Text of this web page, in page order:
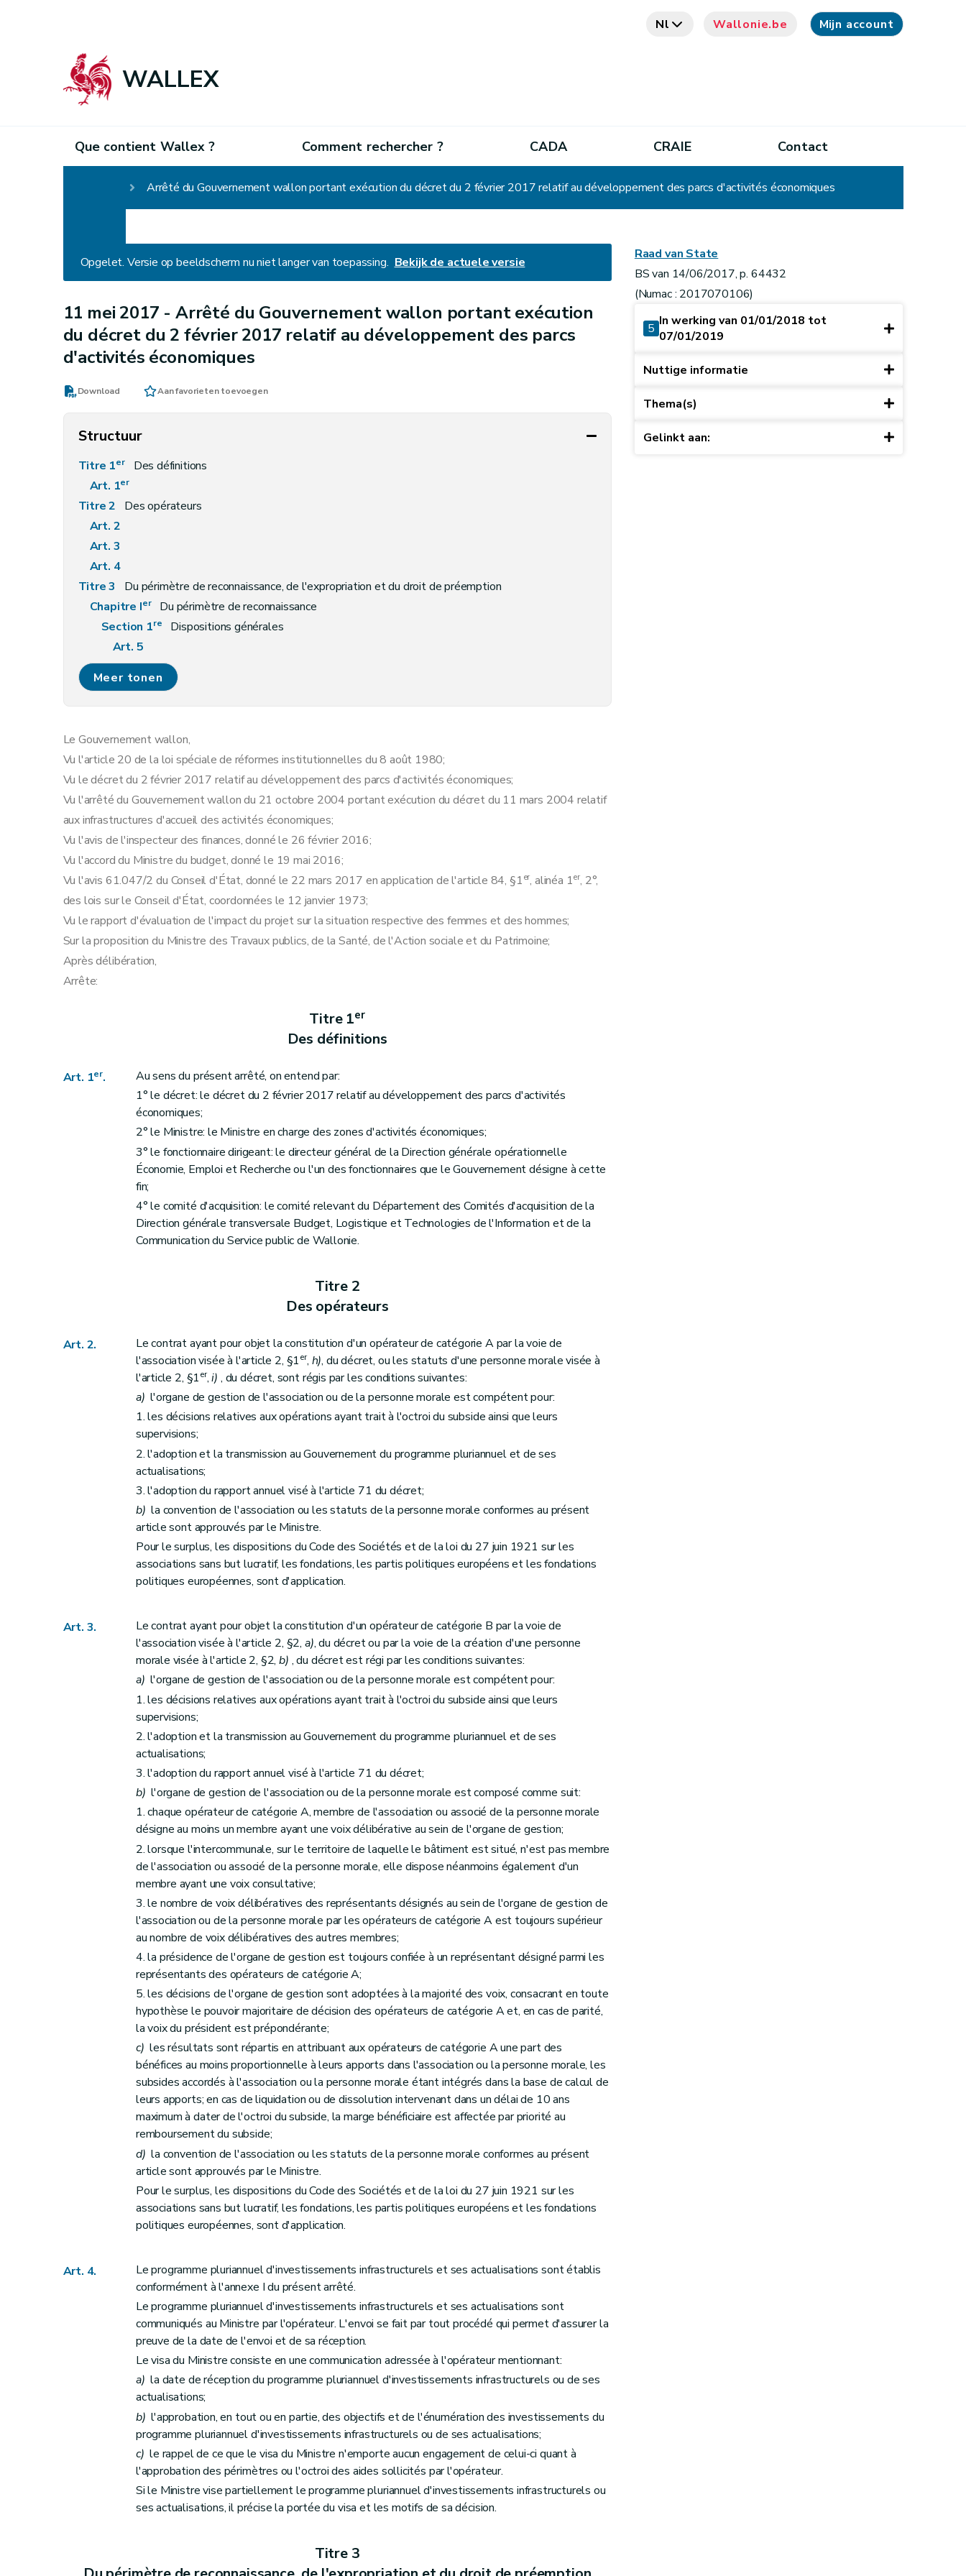
Nl Wallonie.be Mijn account
WALLEX
Que contient Wallex ? Comment rechercher ? CADA CRAIE Contact
Arrêté du Gouvernement wallon portant exécution du décret du 2 février 2017 relatif au développement des parcs d'activités économiques
Opgelet. Versie op beeldscherm nu niet langer van toepassing. Bekijk de actuele versie
11 mei 2017 - Arrêté du Gouvernement wallon portant exécution
du décret du 2 février 2017 relatif au développement des parcs
d'activités économiques
Download Aan favorieten toevoegen
Structuur
Titre 1er
Des définitions
Art. 1er
Titre 2
Des opérateurs
Art. 2
Art. 3
Art. 4
Titre 3
Du périmètre de reconnaissance, de l'expropriation et du droit de préemption
Chapitre Ier
Du périmètre de reconnaissance
Section 1re
Dispositions générales
Art. 5
Art. 6
Section 2 Procédure
Sous-section 2
Art. 8
Art. 9
Sous-section 3 Procédure simplifiée
Art. 10
Art. 11
Section 3 Effets
Art. 12
Art. 13
Art. 14
Art. 15
Chapitre II De l'expropriation
Section 2
Effets
Art. 19
Section 3 Mise en œuvre
Art. 20
Chapitre III De la demande unique de périmètre de reconnaissance et d'expropriation
Art. 21
Art. 22
Art. 23
Chapitre IV Du droit de préemption
re
Titre 4
Des interventions financières régionales
Chapitre Ier
Dispositions générales
Art. 27
Art. 28
Art. 29
Art. 30
Art. 31
Chapitre II Procédure d'octroi de subside
Art. 32
Art. 33
Art. 34
Art. 35
Art. 36
Section 2
Taux de subside
Art. 38
Art. 39
Art. 40
Art. 41
Art. 42
Art. 43
Section 3 Liquidation des subsides
Art. 44
Art. 45
Art. 46
Art. 48
Art. 49
Art. 50
Art. 51
Chapitre IV Suppression de l'usage économique du bien subsidié
Art. 52
Chapitre V Rapportage, contrôle et sanctions
Art. 53
De la mise à disposition
Des dispositions abrogatoires, transitoires et finales
Meer tonen
Le Gouvernement wallon,
Vu l'article 20 de la loi spéciale de réformes institutionnelles du 8 août 1980;
Vu le décret du 2 février 2017 relatif au développement des parcs d'activités économiques;
Vu l'arrêté du Gouvernement wallon du 21 octobre 2004 portant exécution du décret du 11 mars 2004 relatif
aux infrastructures d'accueil des activités économiques;
Vu l'avis de l'inspecteur des finances, donné le 26 février 2016;
Vu l'accord du Ministre du budget, donné le 19 mai 2016;
Vu l'avis 61.047/2 du Conseil d'État, donné le 22 mars 2017 en application de l'article 84, §1er, alinéa 1er, 2°,
des lois sur le Conseil d'État, coordonnées le 12 janvier 1973;
Vu le rapport d'évaluation de l'impact du projet sur la situation respective des femmes et des hommes;
Sur la proposition du Ministre des Travaux publics, de la Santé, de l'Action sociale et du Patrimoine;
Après délibération,
Arrête:
Titre 1er
Des définitions
Art. 1er.
Au sens du présent arrêté, on entend par:
1° le décret: le décret du 2 février 2017 relatif au développement des parcs d'activités
économiques;
2° le Ministre: le Ministre en charge des zones d'activités économiques;
3° le fonctionnaire dirigeant: le directeur général de la Direction générale opérationnelle
Économie, Emploi et Recherche ou l'un des fonctionnaires que le Gouvernement désigne à cette
fin;
4° le comité d'acquisition: le comité relevant du Département des Comités d'acquisition de la
Direction générale transversale Budget, Logistique et Technologies de l'Information et de la
Communication du Service public de Wallonie.
Titre 2
Des opérateurs
Art. 2.
Le contrat ayant pour objet la constitution d'un opérateur de catégorie A par la voie de
l'association visée à l'article 2, §1er, h), du décret, ou les statuts d'une personne morale visée à
l'article 2, §1er,i) , du décret, sont régis par les conditions suivantes:
a) l'organe de gestion de l'association ou de la personne morale est compétent pour:
1. les décisions relatives aux opérations ayant trait à l'octroi du subside ainsi que leurs
supervisions;
2. l'adoption et la transmission au Gouvernement du programme pluriannuel et de ses
actualisations;
3. l'adoption du rapport annuel visé à l'article 71 du décret;
b) la convention de l'association ou les statuts de la personne morale conformes au présent
article sont approuvés par le Ministre.
Pour le surplus, les dispositions du Code des Sociétés et de la loi du 27 juin 1921 sur les
associations sans but lucratif, les fondations, les partis politiques européens et les fondations
politiques européennes, sont d'application.
Art. 3.
Le contrat ayant pour objet la constitution d'un opérateur de catégorie B par la voie de
l'association visée à l'article 2, §2, a), du décret ou par la voie de la création d'une personne
morale visée à l'article 2, §2,b) , du décret est régi par les conditions suivantes:
a) l'organe de gestion de l'association ou de la personne morale est compétent pour:
1. les décisions relatives aux opérations ayant trait à l'octroi du subside ainsi que leurs
supervisions;
2. l'adoption et la transmission au Gouvernement du programme pluriannuel et de ses
actualisations;
3. l'adoption du rapport annuel visé à l'article 71 du décret;
b) l'organe de gestion de l'association ou de la personne morale est composé comme suit:
1. chaque opérateur de catégorie A, membre de l'association ou associé de la personne morale
désigne au moins un membre ayant une voix délibérative au sein de l'organe de gestion;
2. lorsque l'intercommunale, sur le territoire de laquelle le bâtiment est situé, n'est pas membre
de l'association ou associé de la personne morale, elle dispose néanmoins également d'un
membre ayant une voix consultative;
3. le nombre de voix délibératives des représentants désignés au sein de l'organe de gestion de
l'association ou de la personne morale par les opérateurs de catégorie A est toujours supérieur
au nombre de voix délibératives des autres membres;
4. la présidence de l'organe de gestion est toujours confiée à un représentant désigné parmi les
représentants des opérateurs de catégorie A;
5. les décisions de l'organe de gestion sont adoptées à la majorité des voix, consacrant en toute
hypothèse le pouvoir majoritaire de décision des opérateurs de catégorie A et, en cas de parité,
la voix du président est prépondérante;
c) les résultats sont répartis en attribuant aux opérateurs de catégorie A une part des
bénéfices au moins proportionnelle à leurs apports dans l'association ou la personne morale, les
subsides accordés à l'association ou la personne morale étant intégrés dans la base de calcul de
leurs apports; en cas de liquidation ou de dissolution intervenant dans un délai de 10 ans
maximum à dater de l'octroi du subside, la marge bénéficiaire est affectée par priorité au
remboursement du subside;
d) la convention de l'association ou les statuts de la personne morale conformes au présent
article sont approuvés par le Ministre.
Pour le surplus, les dispositions du Code des Sociétés et de la loi du 27 juin 1921 sur les
associations sans but lucratif, les fondations, les partis politiques européens et les fondations
politiques européennes, sont d'application.
Art. 4.
Le programme pluriannuel d'investissements infrastructurels et ses actualisations sont établis
conformément à l'annexe I du présent arrêté.
Le programme pluriannuel d'investissements infrastructurels et ses actualisations sont
communiqués au Ministre par l'opérateur. L'envoi se fait par tout procédé qui permet d'assurer la
preuve de la date de l'envoi et de sa réception.
Le visa du Ministre consiste en une communication adressée à l'opérateur mentionnant:
a) la date de réception du programme pluriannuel d'investissements infrastructurels ou de ses
actualisations;
b) l'approbation, en tout ou en partie, des objectifs et de l'énumération des investissements du
programme pluriannuel d'investissements infrastructurels ou de ses actualisations;
c) le rappel de ce que le visa du Ministre n'emporte aucun engagement de celui-ci quant à
l'approbation des périmètres ou l'octroi des aides sollicités par l'opérateur.
Si le Ministre vise partiellement le programme pluriannuel d'investissements infrastructurels ou
ses actualisations, il précise la portée du visa et les motifs de sa décision.
Titre 3
Raad van State
BS van 14/06/2017, p. 64432
(Numac : 2017070106)
5 In werking van 01/01/2018 tot
07/01/2019
Nuttige informatie
Thema(s)
Gelinkt aan: